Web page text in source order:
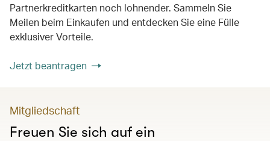
Partnerkreditkarten noch lohnender. Sammeln Sie
Meilen beim Einkaufen und entdecken Sie eine Fülle
exklusiver Vorteile.
Jetzt beantragen
Mitgliedschaft
Freuen Sie sich auf ein